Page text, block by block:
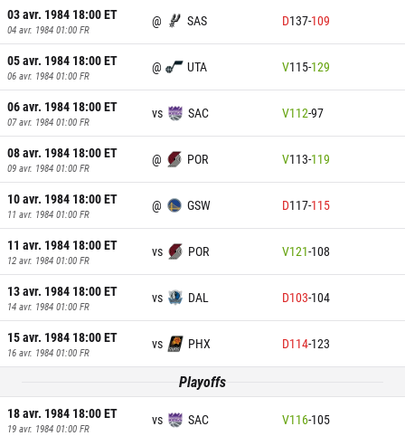
03 avr. 1984 18:00ET
04 avr. 1984 01:00 FR
@ SAS D137-109
05 avr. 1984 18:00ET
06 avr. 1984 01:00 FR
@ UTA V115-129
06 avr. 1984 18:00ET
07 avr. 1984 01:00 FR
vs SAC V112-97
08 avr. 1984 18:00ET
09 avr. 1984 01:00 FR
@ POR V113-119
10 avr. 1984 18:00ET
11 avr. 1984 01:00 FR
@ GSW D117-115
11 avr. 1984 18:00ET
12 avr. 1984 01:00 FR
vs POR V121-108
13 avr. 1984 18:00ET
14 avr. 1984 01:00 FR
vs DAL D103-104
15 avr. 1984 18:00ET
16 avr. 1984 01:00 FR
vs PHX D114-123
Playoffs
18 avr. 1984 18:00ET
19 avr. 1984 01:00 FR
vs SAC V116-105